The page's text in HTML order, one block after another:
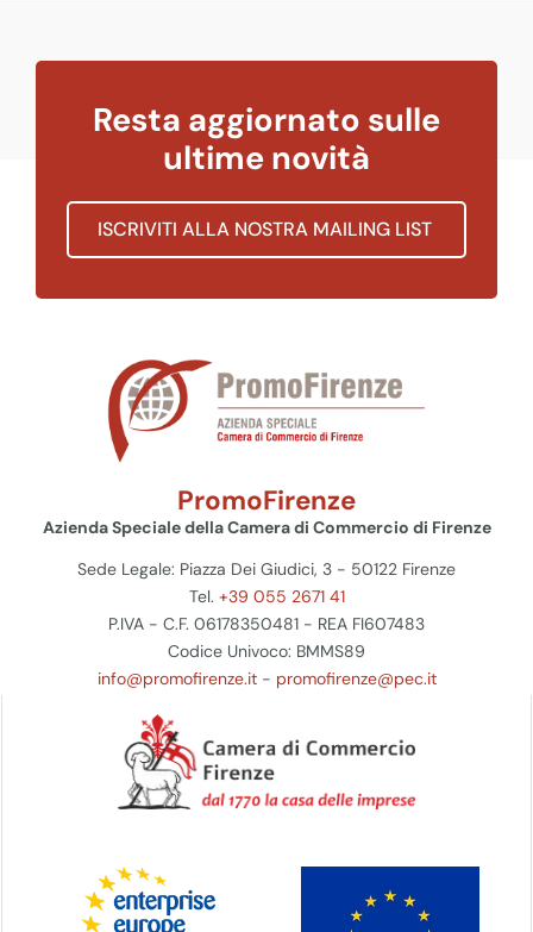
Resta aggiornato sulle
ultime novità
ISCRIVITI ALLA NOSTRA MAILING LIST
PromoFirenze
Azienda Speciale della Camera di Commercio di Firenze
Sede Legale: Piazza Dei Giudici, 3 - 50122 Firenze
Tel. +39 055 2671 41
P.IVA - C.F. 06178350481 - REA FI607483
Codice Univoco: BMMS89
info@promofirenze.it- promofirenze@pec.it